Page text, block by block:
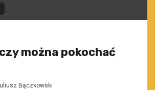
można pokochać
Bączkowski